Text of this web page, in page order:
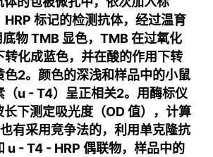
HRP 标记的检测抗体，经过温育
底物 TMB 显色，TMB 在过氧化
转化成蓝色，并在酸的作用下转
色2。颜色的深浅和样品中的小鼠
（u - T4）呈正相关2。用酶标仪
下测定吸光度（OD 值），计算
有采用竞争法的，利用单克隆抗
u - T4 - HRP 偶联物，样品中的